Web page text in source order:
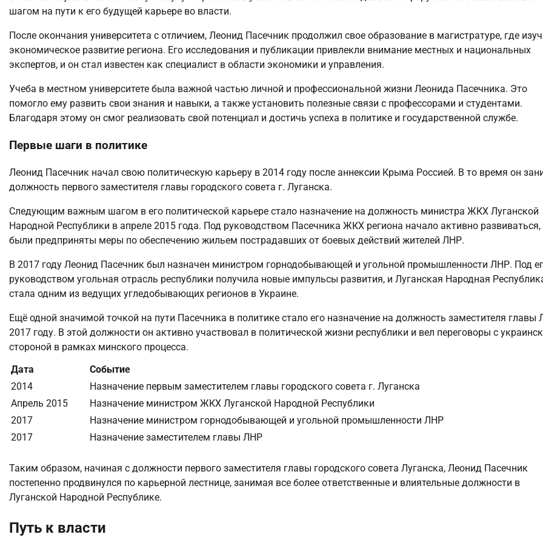
шагом на пути к его будущей карьере во власти.
После окончания университета с отличием, Леонид Пасечник продолжил свое образование в магистратуре, где
экономическое развитие региона. Его исследования и публикации привлекли внимание местных и национальных
экспертов, и он стал известен как специалист в области экономики и управления.
Учеба в местном университете была важной частью личной и профессиональной жизни Леонида Пасечника. Это
помогло ему развить свои знания и навыки, а также установить полезные связи с профессорами и студентами.
Благодаря этому он смог реализовать свой потенциал и достичь успеха в политике и государственной службе.
Первые шаги в политике
Леонид Пасечник начал свою политическую карьеру в 2014 году после аннексии Крыма Россией. В то время он
должность первого заместителя главы городского совета г. Луганска.
Следующим важным шагом в его политической карьере стало назначение на должность министра ЖКХ Луганской
Народной Республики в апреле 2015 года. Под руководством Пасечника ЖКХ региона начало активно развиваться,
были предприняты меры по обеспечению жильем пострадавших от боевых действий жителей ЛНР.
В 2017 году Леонид Пасечник был назначен министром горнодобывающей и угольной промышленности ЛНР. Под
руководством угольная отрасль республики получила новые импульсы развития, и Луганская Народная
стала одним из ведущих угледобывающих регионов в Украине.
Ещё одной значимой точкой на пути Пасечника в политике стало его назначение на должность заместителя главы
2017 году. В этой должности он активно участвовал в политической жизни республики и вел переговоры с
стороной в рамках минского процесса.
Дата
Событие
2014
Назначение первым заместителем главы городского совета г. Луганска
Апрель 2015
Назначение министром ЖКХ Луганской Народной Республики
2017
Назначение министром горнодобывающей и угольной промышленности ЛНР
2017
Назначение заместителем главы ЛНР
Таким образом, начиная с должности первого заместителя главы городского совета Луганска, Леонид Пасечник
постепенно продвинулся по карьерной лестнице, занимая все более ответственные и влиятельные должности в
Луганской Народной Республике.
Путь к власти